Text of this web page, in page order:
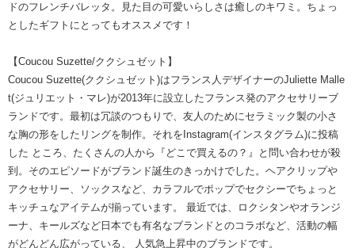
ドのフレンチバレッタ。見た目の可愛いらしさは癒しのキワミ。ちょっ
としたギフトにとってもオススメです！
【Coucou Suzette/ククシュゼット】
Coucou Suzette(ククシュゼット)はフランス人デザイナーのJuliette Malle
t(ジュリエット・マレ)が2013年に設立したフランス発のアクセサリーブ
ランドです。最初は冗談のつもりで、友人のためにセラミック製の小さ
な胸の形をしたリングを制作。それをInstagram(インスタグラム)に投稿
した ところ、たくさんの人から『どこで買えるの？』と問い合わせが殺
到。そのエピソードがブランド誕生のきっかけでした。ヘアクリップや
アクセサリー、ソックスなど、カラフルでポップでセクシーでちょっと
キッチュなアイテムが揃っています。 最近では、ロクシタンやオランジ
ーナ、キールズなど日本でも有名なブランドとのコラボなど、活動の幅
がどんどん広がっている、 人気急上昇中のブランドです。